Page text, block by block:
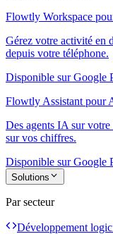
Flowtly Workspace
Gérez votre activité en
depuis votre téléphone.
Disponible sur Google
Flowtly Assistant pour
Des agents IA sur
sur vos chiffres.
Disponible sur Google
Solutions
Par secteur
Développement